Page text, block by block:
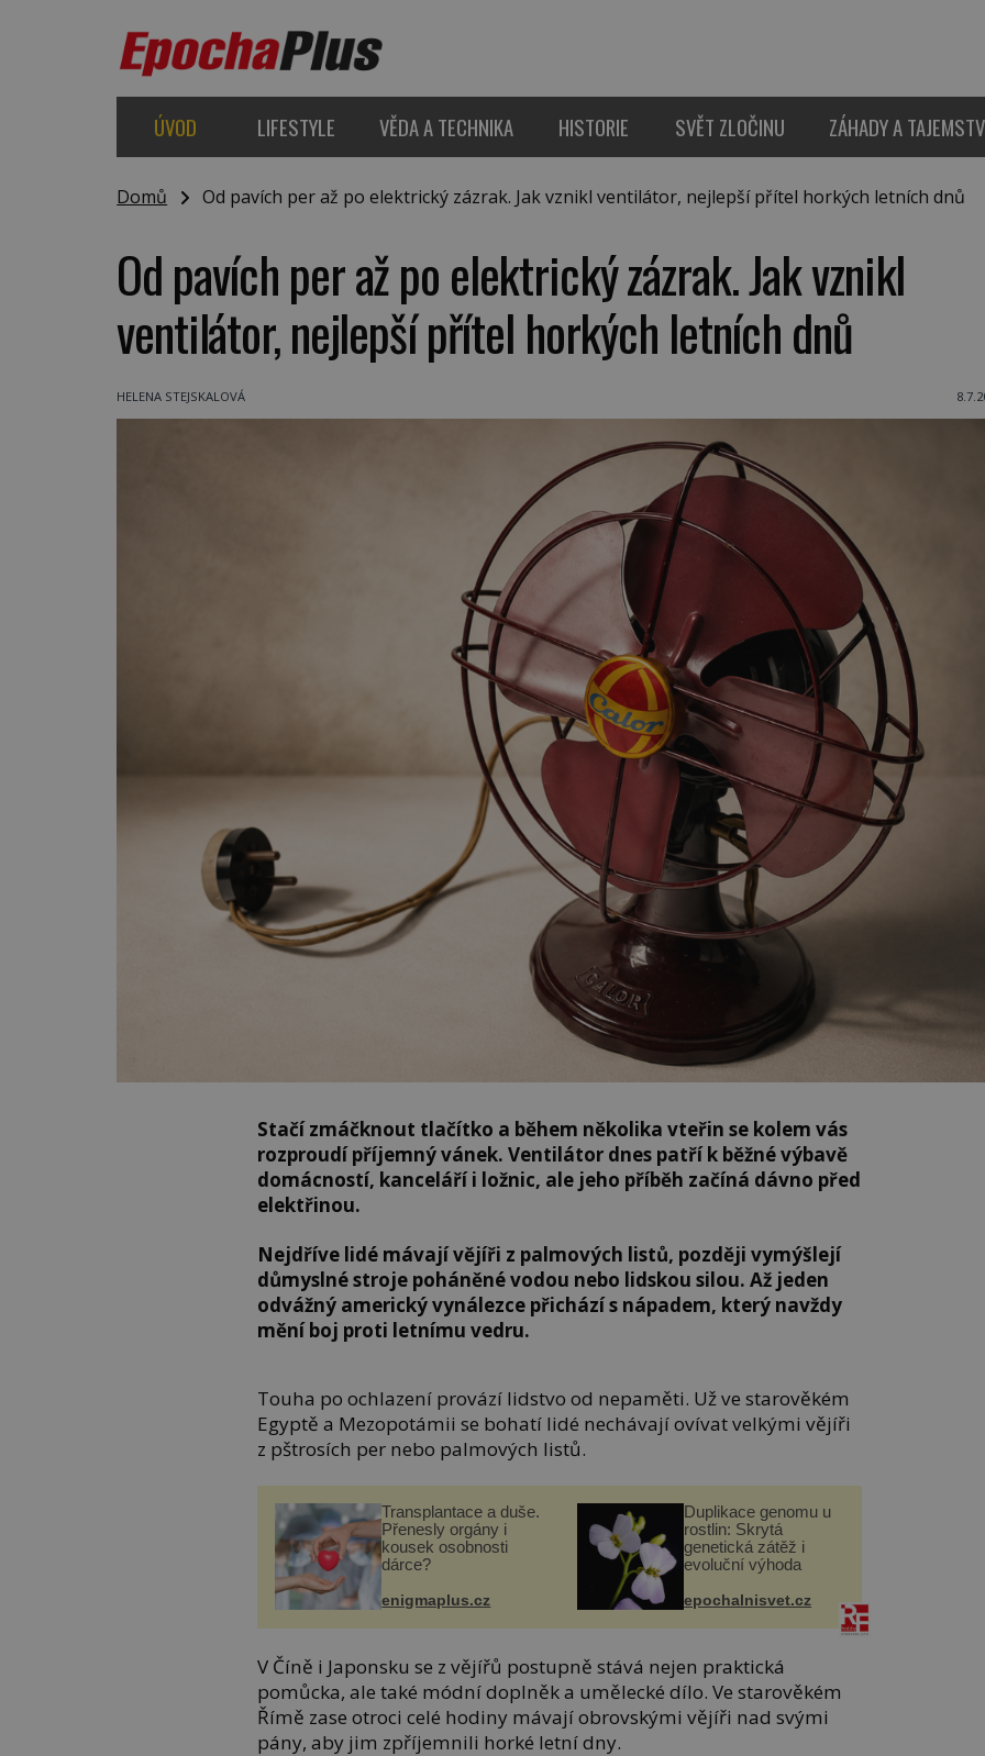
ÚVOD LIFESTYLE VĚDA A TECHNIKA HISTORIE SVĚT ZLOČINU ZÁHADY A
Domů Od pavích per až po elektrický zázrak. Jak vznikl ventilátor, nejlepší přítel horkých letních dnů
Od pavích per až po elektrický zázrak. Jak vznikl
ventilátor, nejlepší přítel horkých letních dnů
HELENA STEJSKALOVÁ
Stačí zmáčknout tlačítko a během několika vteřin se kolem vás
rozproudí příjemný vánek. Ventilátor dnes patří k běžné výbavě
domácností, kanceláří i ložnic, ale jeho příběh začíná dávno před
elektřinou.
Nejdříve lidé mávají vějíři z palmových listů, později vymýšlejí
důmyslné stroje poháněné vodou nebo lidskou silou. Až jeden
odvážný americký vynálezce přichází s nápadem, který navždy
mění boj proti letnímu vedru.
Touha po ochlazení provází lidstvo od nepaměti. Už ve starověkém
Egyptě a Mezopotámii se bohatí lidé nechávají ovívat velkými vějíři
z pštrosích per nebo palmových listů.
Transplantace a duše.
Přenesly orgány i
kousek osobnosti
dárce?
enigmaplus.cz
Duplikace genomu u
rostlin: Skrytá
genetická zátěž i
evoluční výhoda
epochalnisvet.cz
V Číně i Japonsku se z vějířů postupně stává nejen praktická
pomůcka, ale také módní doplněk a umělecké dílo. Ve starověkém
Římě zase otroci celé hodiny mávají obrovskými vějíři nad svými
pány, aby jim zpříjemnili horké letní dny.